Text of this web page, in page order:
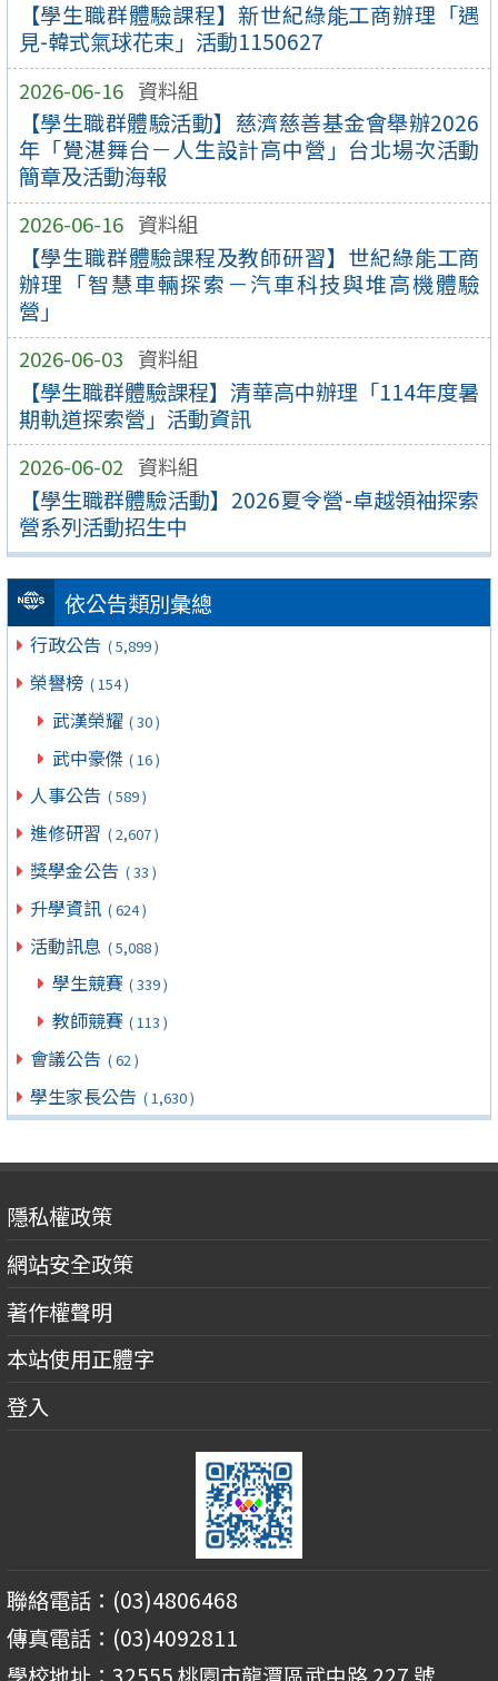
【學生職群體驗課程】新世紀綠能工商辦理「遇
見-韓式氣球花束」活動1150627
2026-06-16 資料組
【學生職群體驗活動】慈濟慈善基金會舉辦2026
年「覺湛舞台－人生設計高中營」台北場次活動
簡章及活動海報
2026-06-16 資料組
【學生職群體驗課程及教師研習】世紀綠能工商
辦理「智慧車輛探索－汽車科技與堆高機體驗
營」
2026-06-03 資料組
【學生職群體驗課程】清華高中辦理「114年度暑
期軌道探索營」活動資訊
2026-06-02 資料組
【學生職群體驗活動】2026夏令營-卓越領袖探索
營系列活動招生中
依公告類別彙總
行政公告 ( 5,899 )
榮譽榜 ( 154 )
武漢榮耀 ( 30 )
武中豪傑 ( 16 )
人事公告 ( 589 )
進修研習 ( 2,607 )
獎學金公告 ( 33 )
升學資訊 ( 624 )
活動訊息 ( 5,088 )
學生競賽 ( 339 )
教師競賽 ( 113 )
會議公告 ( 62 )
學生家長公告 ( 1,630 )
隱私權政策
網站安全政策
著作權聲明
本站使用正體字
登入
聯絡電話：(03)4806468
傳真電話：(03)4092811